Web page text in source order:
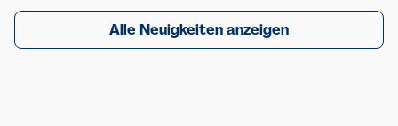
Alle Neuigkeiten anzeigen